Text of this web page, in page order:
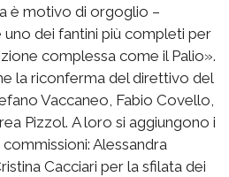
è motivo di orgoglio –
uno dei fantini più completi per
complessa come il Palio».
la riconferma del direttivo del
Vaccaneo, Fabio Covello,
Pizzol. A loro si aggiungono i
Alessandra
Cacciari per la sfilata dei